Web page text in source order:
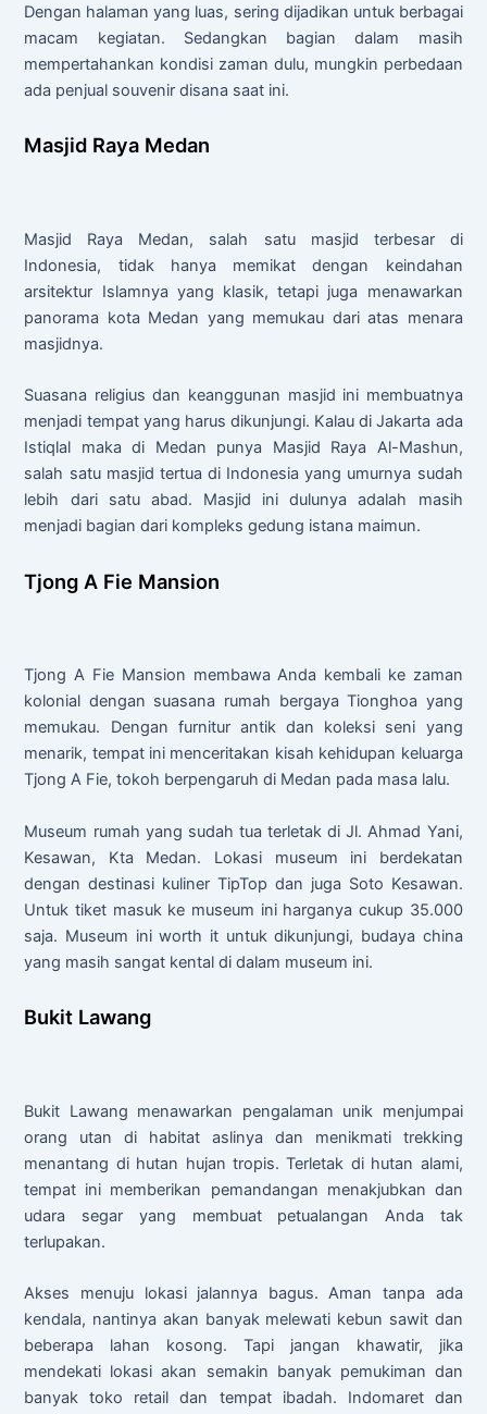
Dengan halaman yang luas, sering dijadikan untuk berbagai
macam kegiatan. Sedangkan bagian dalam masih
mempertahankan kondisi zaman dulu, mungkin perbedaan
ada penjual souvenir disana saat ini.
Masjid Raya Medan
Masjid Raya Medan, salah satu masjid terbesar di
Indonesia, tidak hanya memikat dengan keindahan
arsitektur Islamnya yang klasik, tetapi juga menawarkan
panorama kota Medan yang memukau dari atas menara
masjidnya.
Suasana religius dan keanggunan masjid ini membuatnya
menjadi tempat yang harus dikunjungi. Kalau di Jakarta ada
Istiqlal maka di Medan punya Masjid Raya Al-Mashun,
salah satu masjid tertua di Indonesia yang umurnya sudah
lebih dari satu abad. Masjid ini dulunya adalah masih
menjadi bagian dari kompleks gedung istana maimun.
Tjong A Fie Mansion
Tjong A Fie Mansion membawa Anda kembali ke zaman
kolonial dengan suasana rumah bergaya Tionghoa yang
memukau. Dengan furnitur antik dan koleksi seni yang
menarik, tempat ini menceritakan kisah kehidupan keluarga
Tjong A Fie, tokoh berpengaruh di Medan pada masa lalu.
Museum rumah yang sudah tua terletak di Jl. Ahmad Yani,
Kesawan, Kta Medan. Lokasi museum ini berdekatan
dengan destinasi kuliner TipTop dan juga Soto Kesawan.
Untuk tiket masuk ke museum ini harganya cukup 35.000
saja. Museum ini worth it untuk dikunjungi, budaya china
yang masih sangat kental di dalam museum ini.
Bukit Lawang
Bukit Lawang menawarkan pengalaman unik menjumpai
orang utan di habitat aslinya dan menikmati trekking
menantang di hutan hujan tropis. Terletak di hutan alami,
tempat ini memberikan pemandangan menakjubkan dan
udara segar yang membuat petualangan Anda tak
terlupakan.
Akses menuju lokasi jalannya bagus. Aman tanpa ada
kendala, nantinya akan banyak melewati kebun sawit dan
beberapa lahan kosong. Tapi jangan khawatir, jika
mendekati lokasi akan semakin banyak pemukiman dan
banyak toko retail dan tempat ibadah. Indomaret dan